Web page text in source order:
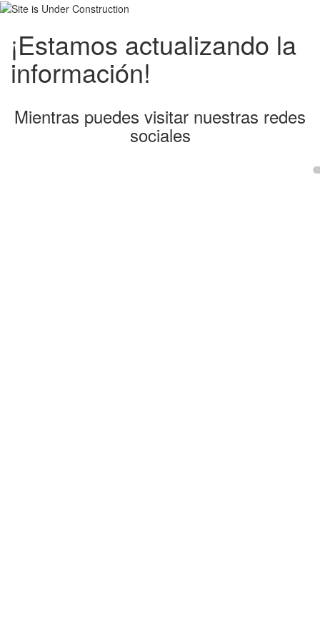
¡Estamos actualizando la
información!
Mientras puedes visitar nuestras redes
sociales